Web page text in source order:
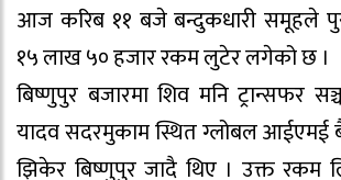
आज करिब ११ बजे बन्दुकधारी समूहले
१५ लाख ५० हजार रकम लुटेर लगेको छ ।
बिष्णुपुर बजारमा शिव मनि ट्रान्सफर
यादव सदरमुकाम स्थित ग्लोबल आईएमई
झिकेर बिष्णुपुर जादै थिए । उक्त रकम